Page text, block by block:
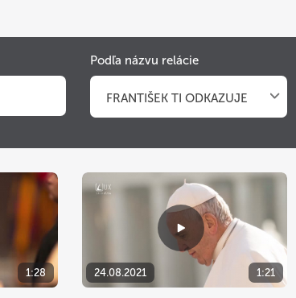
Podľa názvu relácie
FRANTIŠEK TI ODKAZUJE
1:28 24.08.2021 1:21